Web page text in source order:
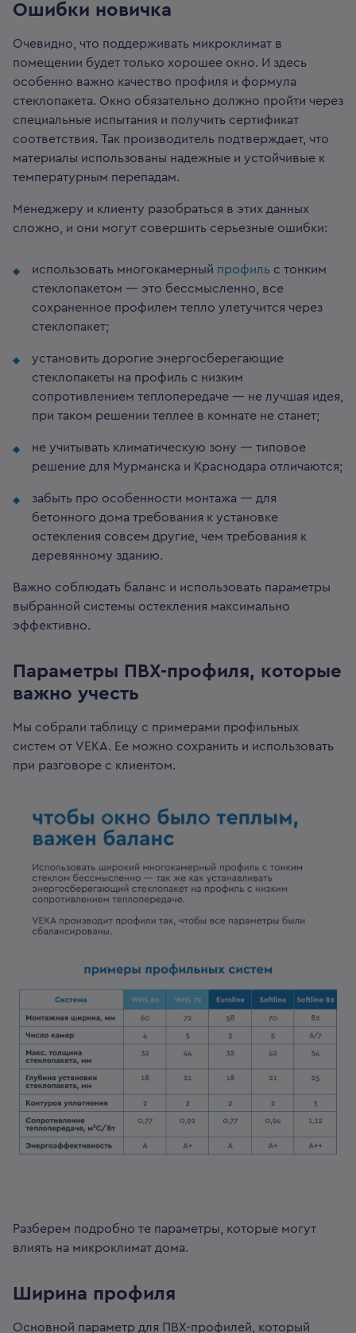
Ошибки новичка
Очевидно, что поддерживать микроклимат в
помещении будет только хорошее окно. И здесь
особенно важно качество профиля и формула
стеклопакета. Окно обязательно должно пройти через
специальные испытания и получить сертификат
соответствия. Так производитель подтверждает, что
материалы использованы надежные и устойчивые к
температурным перепадам.
Менеджеру и клиенту разобраться в этих данных
сложно, и они могут совершить серьезные ошибки:
использовать многокамерный профиль с тонким
стеклопакетом — это бессмысленно, все
сохраненное профилем тепло улетучится через
стеклопакет;
установить дорогие энергосберегающие
стеклопакеты на профиль с низким
сопротивлением теплопередаче — не лучшая идея,
при таком решении теплее в комнате не станет;
не учитывать климатическую зону — типовое
решение для Мурманска и Краснодара отличаются;
забыть про особенности монтажа — для
бетонного дома требования к установке
остекления совсем другие, чем требования к
деревянному зданию.
Важно соблюдать баланс и использовать параметры
выбранной системы остекления максимально
эффективно.
Параметры ПВХ-профиля, которые
важно учесть
Мы собрали таблицу с примерами профильных
систем от VEKA. Ее можно сохранить и использовать
при разговоре с клиентом.
Разберем подробно те параметры, которые могут
влиять на микроклимат дома.
Ширина профиля
Основной параметр для ПВХ-профилей, который